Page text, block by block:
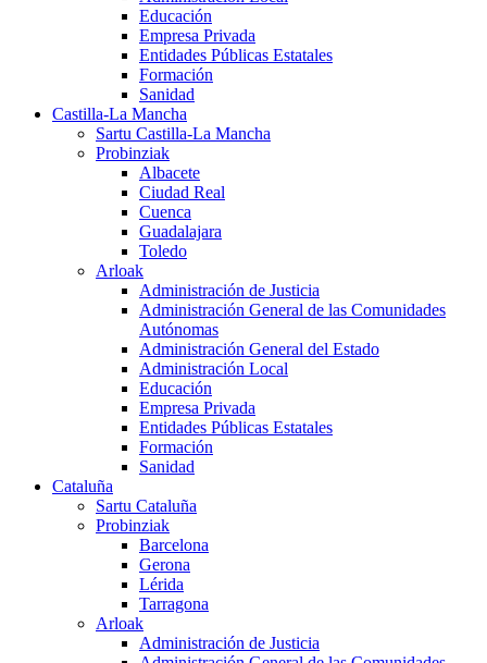
Educación
Empresa Privada
Entidades Públicas Estatales
Formación
Sanidad
Castilla-La Mancha
Sartu Castilla-La Mancha
Probinziak
Albacete
Ciudad Real
Cuenca
Guadalajara
Toledo
Arloak
Administración de Justicia
Administración General de las Comunidades
Autónomas
Administración General del Estado
Administración Local
Educación
Empresa Privada
Entidades Públicas Estatales
Formación
Sanidad
Cataluña
Sartu Cataluña
Probinziak
Barcelona
Gerona
Lérida
Tarragona
Arloak
Administración de Justicia